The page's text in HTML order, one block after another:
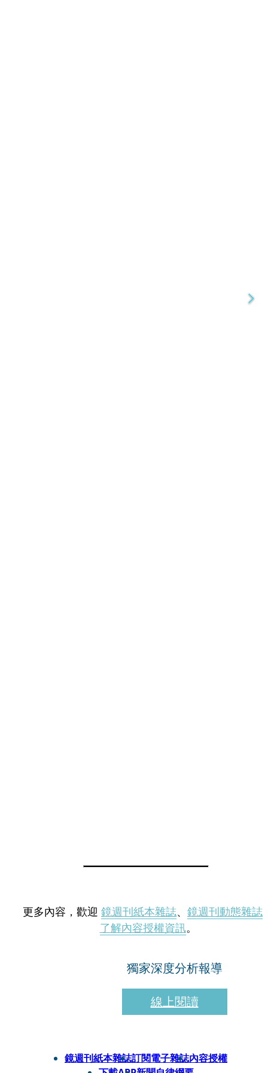
更多內容，歡迎 鏡週刊紙本雜誌、 鏡週刊動態雜誌
了解內容授權資訊。
獨家深度分析報導
線上閱讀
鏡週刊紙本雜誌訂閱電子雜誌內容授權